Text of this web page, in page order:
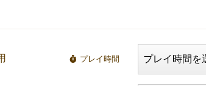
プレイ時間